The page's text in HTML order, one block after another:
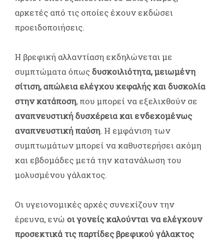
αρκετές από τις οποίες έχουν εκδώσει
προειδοποιήσεις.
Η βρεφική αλλαντίαση εκδηλώνεται με
συμπτώματα όπως δυσκοιλιότητα, μειωμένη
σίτιση, απώλεια ελέγχου κεφαλής και δυσκολία
στην κατάποση, που μπορεί να εξελιχθούν σε
αναπνευστική δυσχέρεια και ενδεχομένως
αναπνευστική παύση. Η εμφάνιση των
συμπτωμάτων μπορεί να καθυστερήσει ακόμη
και εβδομάδες μετά την κατανάλωση του
μολυσμένου γάλακτος.
Οι υγειονομικές αρχές συνεχίζουν την
έρευνα, ενώ οι γονείς καλούνται να ελέγχουν
προσεκτικά τις παρτίδες βρεφικού γάλακτος